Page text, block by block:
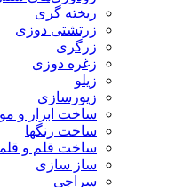
ریخته گری
زرتشتی دوزی
زرگری
زغره دوزی
زیلو
زیورسازی
ساخت ابزار و
ساخت رنگها
ساخت قلم و
ساز سازی
سراجی